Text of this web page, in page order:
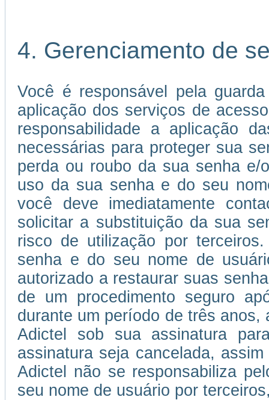
4. Gerenciamento de
Você é responsável pela
aplicação dos serviços de
responsabilidade a aplicação
necessárias para proteger sua
perda ou roubo da sua senha
uso da sua senha e do seu
você deve imediatamente
solicitar a substituição da sua
risco de utilização por
senha e do seu nome de
autorizado a restaurar suas
de um procedimento seguro
durante um período de três
Adictel sob sua assinatura
assinatura seja cancelada,
Adictel não se responsabiliza
seu nome de usuário por